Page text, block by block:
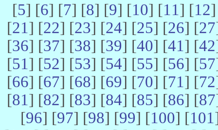
[5] [6] [7] [8] [9] [10] [11] [12
[21] [22] [23] [24] [25] [26] [27
[36] [37] [38] [39] [40] [41] [42
[51] [52] [53] [54] [55] [56] [57
[66] [67] [68] [69] [70] [71] [72
[81] [82] [83] [84] [85] [86] [87
[96] [97] [98] [99] [100] [101